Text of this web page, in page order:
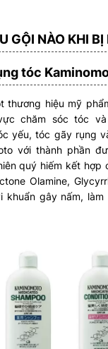
GỘI NÀO KHI
tóc
thương hiệu mỹ
chăm sóc tóc
yếu, tóc gãy rụng
với thành phần
quý hiếm kết hợp
Olamine,
khuẩn gây nấm, làm